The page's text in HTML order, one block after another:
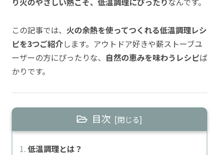
この記事では、 火の余熱を使ってつくれる低温調理レシ
ピを3つご紹介します。アウトドア好きや薪ストーブユ
ーザーの方にぴったりな、 自然の恵みを味わうレシピば
かりです。
目次
低温調理とは？